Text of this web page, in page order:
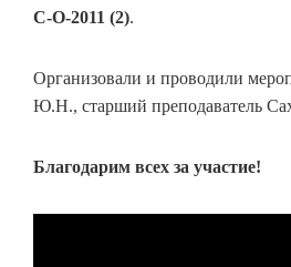
С-О-2011 (2).
Организовали и проводили
Ю.Н., старший преподаватель
Благодарим всех за участие!